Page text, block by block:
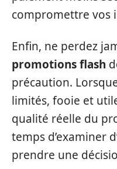
compromettre vos
Enfin, ne perdez
promotions flash
précaution.
limités, fooie et
qualité réelle du
temps d’examiner
prendre une